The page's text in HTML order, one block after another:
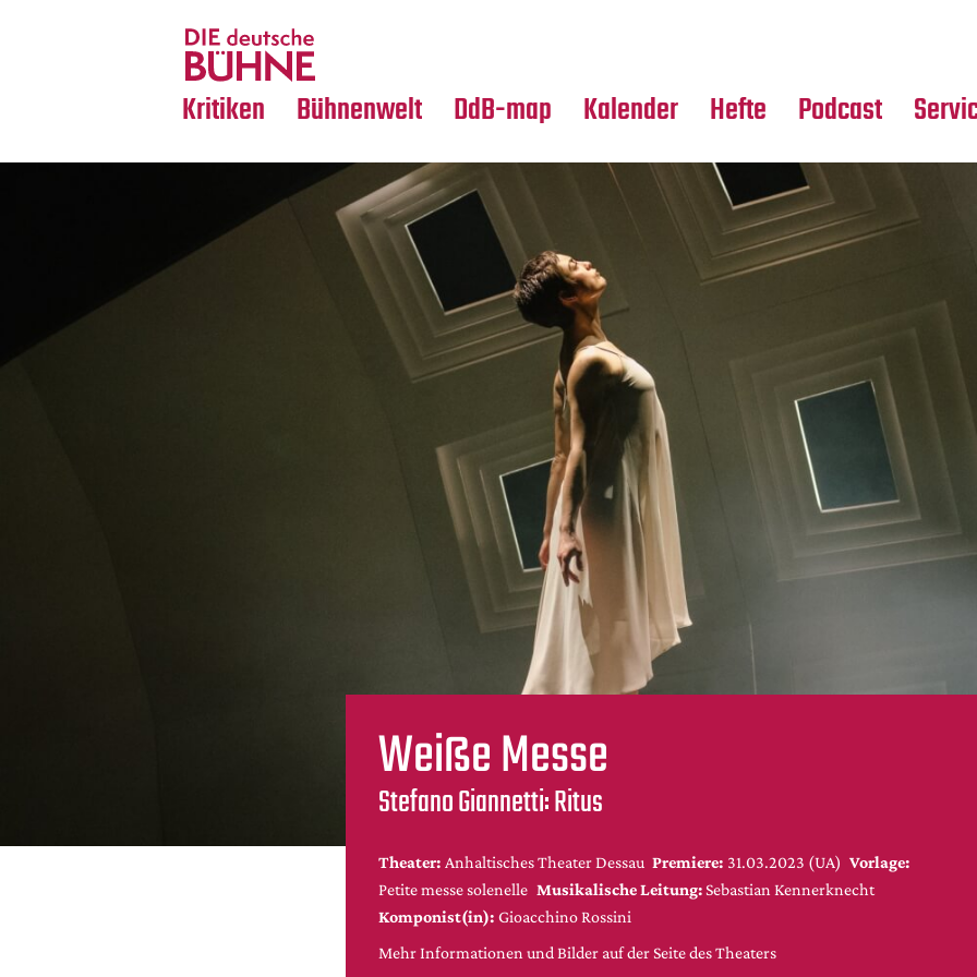
Kritiken
Crossover
Bühnenwelt
Medientipps
DdB-map Kalender Hefte Podcast
Weiße Messe
Stefano Giannetti: Ritus
Theater: Anhaltisches Theater Dessau Premiere: 31.03.2023 (UA) Vorlage:
Petite messe solenelle Musikalische Leitung: Sebastian Kennerknecht
Komponist(in): Gioacchino Rossini
Mehr Informationen und Bilder auf der Seite des Theaters